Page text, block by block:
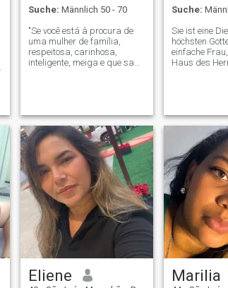
Suche: Männlich 50 - 70
"Se você está à procura de
uma mulher de família,
respeitosa, carinhosa,
inteligente, meiga e que sabe
Procuro alguém de
aparência comum, mas
Suche:
Sie ist eine
höchsten
einfache
Haus des
eine
gerne etwas
ankommt.
Eliene Marilia